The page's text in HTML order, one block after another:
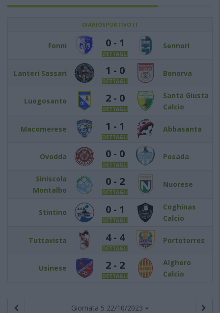
DIARIOSPORTIVO.IT
Fonni 0 - 1
DETTAGLI
Sennori
Lanteri Sassari 1 - 0
DETTAGLI
Bonorva
Luogosanto 2 - 0
DETTAGLI
Santa Giusta
Calcio
Macomerese 1 - 1
DETTAGLI
Abbasanta
Ovodda 0 - 0
DETTAGLI
Posada
Siniscola
Montalbo
0 - 2
DETTAGLI
Nuorese
Stintino 0 - 1
DETTAGLI
Coghinas
Calcio
Tuttavista 4 - 4
DETTAGLI
Portotorres
Usinese 2 - 2
DETTAGLI
Alghero
Calcio
Giornata 5 22/10/2023